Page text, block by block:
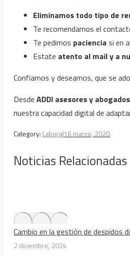
Eliminamos todo tipo de
Te recomendamos el
Te pedimos paciencia si en
Estate atento al mail y a
Confiamos y deseamos, que se
Desde ADDI asesores y abogados
nuestra capacidad digital de
Category: Laboral16 marzo, 2020
Noticias Relacionadas
Cambio en la gestión de despidos
2 diciembre, 2024